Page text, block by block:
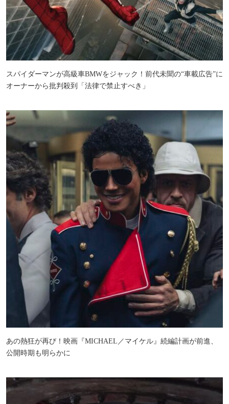
スパイダーマンが高級車BMWをジャック！前代未聞の“車載広告”に
オーナーから批判殺到「法律で禁止すべき」
あの熱狂が再び！映画『MICHAEL／マイケル』続編計画が前進、
公開時期も明らかに